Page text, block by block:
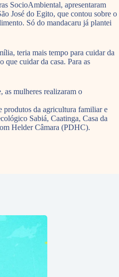
SocioAmbiental, apresentaram
José do Egito, que contou sobre o
Só do mandacaru já plantei
teria mais tempo para cuidar da
cuidar da casa. Para as
as mulheres realizaram o
produtos da agricultura familiar e
Sabiá, Caatinga, Casa da
Helder Câmara (PDHC).